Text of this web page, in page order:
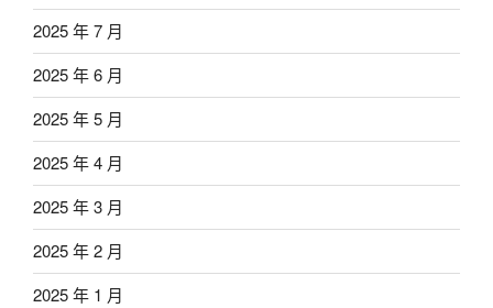
2025 年 7 月
2025 年 6 月
2025 年 5 月
2025 年 4 月
2025 年 3 月
2025 年 2 月
2025 年 1 月